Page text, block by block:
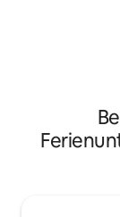
öffentlichen
sich in der